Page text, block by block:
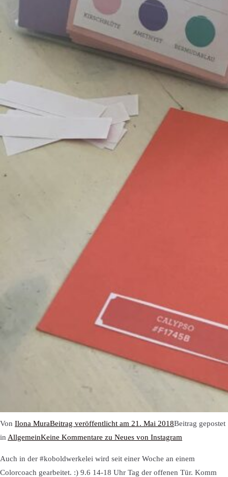
Von Ilona MuraBeitrag veröffentlicht am 21. Mai 2018Beitrag gepostet
in AllgemeinKeine Kommentare zu Neues von Instagram
Auch in der #koboldwerkelei wird seit einer Woche an einem
Colorcoach gearbeitet. :) 9.6 14-18 Uhr Tag der offenen Tür. Komm